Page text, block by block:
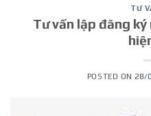
TƯ
Tư vấn lập đăng
POSTED ON 28/